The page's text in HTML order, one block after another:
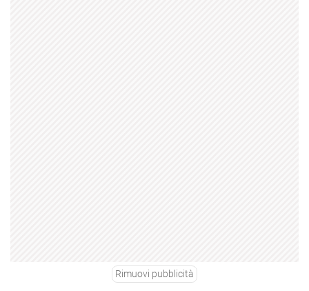
Rimuovi pubblicità